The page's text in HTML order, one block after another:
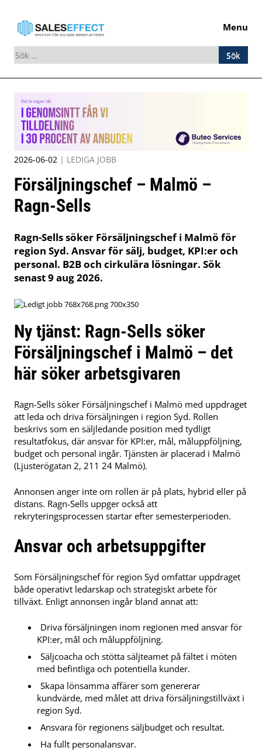
Menu
Sök
efter:
Skip
to
content
2026-06-02 | LEDIGA JOBB
Försäljningschef – Malmö –
Ragn-Sells
Ragn-Sells söker Försäljningschef i Malmö för
region Syd. Ansvar för sälj, budget, KPI:er och
personal. B2B och cirkulära lösningar. Sök
senast 9 aug 2026.
Ny tjänst: Ragn-Sells söker
Försäljningschef i Malmö – det
här söker arbetsgivaren
Ragn-Sells söker Försäljningschef i Malmö med uppdraget
att leda och driva försäljningen i region Syd. Rollen
beskrivs som en säljledande position med tydligt
resultatfokus, där ansvar för KPI:er, mål, måluppföljning,
budget och personal ingår. Tjänsten är placerad i Malmö
(Ljusterögatan 2, 211 24 Malmö).
Annonsen anger inte om rollen är på plats, hybrid eller på
distans. Ragn-Sells uppger också att
rekryteringsprocessen startar efter semesterperioden.
Ansvar och arbetsuppgifter
Som Försäljningschef för region Syd omfattar uppdraget
både operativt ledarskap och strategiskt arbete för
tillväxt. Enligt annonsen ingår bland annat att:
Driva försäljningen inom regionen med ansvar för
KPI:er, mål och måluppföljning.
Säljcoacha och stötta säljteamet på fältet i möten
med befintliga och potentiella kunder.
Skapa lönsamma affärer som genererar
kundvärde, med målet att driva försäljningstillväxt i
region Syd.
Ansvara för regionens säljbudget och resultat.
Ha fullt personalansvar.